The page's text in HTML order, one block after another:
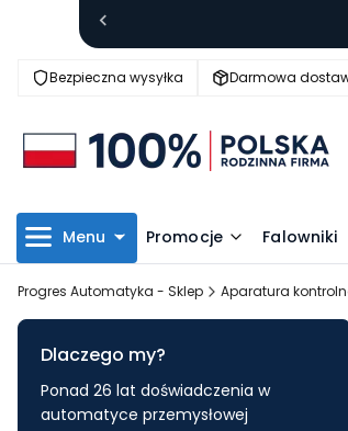
Bezpieczna wysyłka Darmowa
Menu Promocje Falowniki
Progres Automatyka - Sklep Aparatura
Dlaczego my?
Ponad 26 lat doświadczenia w
automatyce przemysłowej